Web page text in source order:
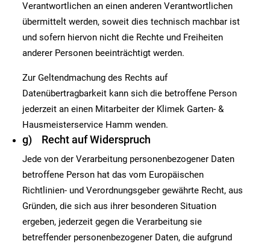
Verantwortlichen an einen anderen Verantwortlichen
übermittelt werden, soweit dies technisch machbar ist
und sofern hiervon nicht die Rechte und Freiheiten
anderer Personen beeinträchtigt werden.
Zur Geltendmachung des Rechts auf
Datenübertragbarkeit kann sich die betroffene Person
jederzeit an einen Mitarbeiter der Klimek Garten- &
Hausmeisterservice Hamm wenden.
g) Recht auf Widerspruch
Jede von der Verarbeitung personenbezogener Daten
betroffene Person hat das vom Europäischen
Richtlinien- und Verordnungsgeber gewährte Recht, aus
Gründen, die sich aus ihrer besonderen Situation
ergeben, jederzeit gegen die Verarbeitung sie
betreffender personenbezogener Daten, die aufgrund